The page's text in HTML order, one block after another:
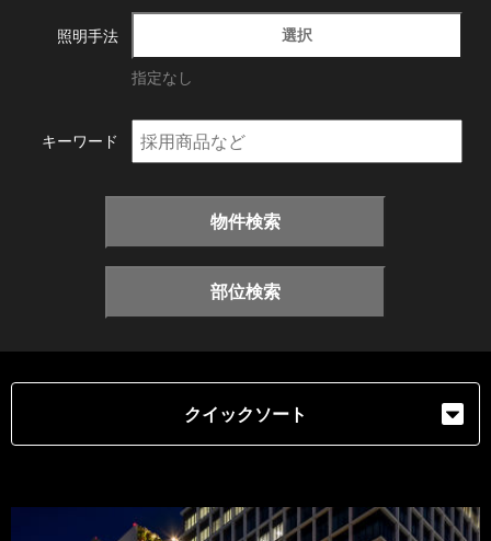
照明手法 選択
指定なし
キーワード
物件検索
部位検索
クイックソート